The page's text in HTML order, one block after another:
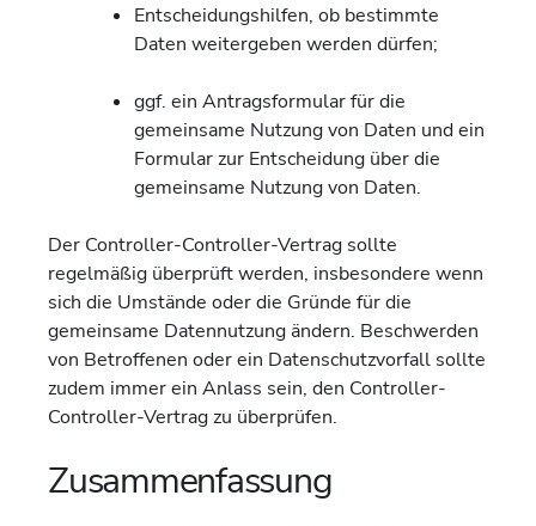
Entscheidungshilfen, ob bestimmte
Daten weitergeben werden dürfen;
ggf. ein Antragsformular für die
gemeinsame Nutzung von Daten und ein
Formular zur Entscheidung über die
gemeinsame Nutzung von Daten.
Der Controller-Controller-Vertrag sollte
regelmäßig überprüft werden, insbesondere wenn
sich die Umstände oder die Gründe für die
gemeinsame Datennutzung ändern. Beschwerden
von Betroffenen oder ein Datenschutzvorfall sollte
zudem immer ein Anlass sein, den Controller-
Controller-Vertrag zu überprüfen.
Zusammenfassung